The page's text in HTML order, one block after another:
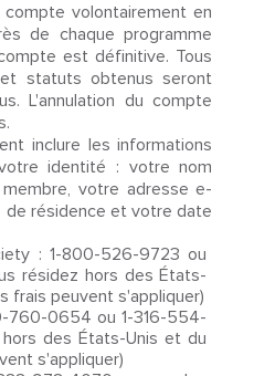
volontairement en
de chaque programme
est définitive. Tous
statuts obtenus seront
L'annulation du compte
inclure les informations
identité : votre nom
votre adresse e-
de résidence et votre date
: 1-800-526-9723 ou
résidez hors des États-
frais peuvent s'appliquer)
760-0654 ou 1-316-554-
des États-Unis et du
s'appliquer)